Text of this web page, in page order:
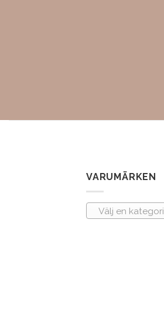
VARUMÄRKEN
Välj en kategori